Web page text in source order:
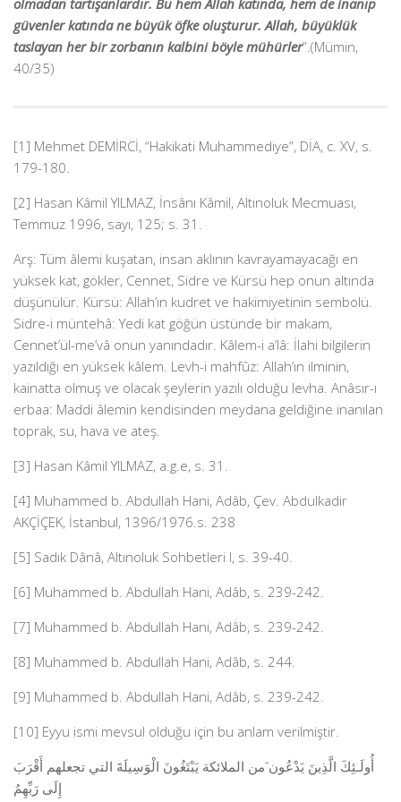
olmadan tartışanlardır. Bu hem Allah katında, hem de inanıp
güvenler katında ne büyük öfke oluşturur. Allah, büyüklük
taslayan her bir zorbanın kalbini böyle mühürler”.(Mümin,
40/35)
[1] Mehmet DEMİRCİ, “Hakikati Muhammediye”, DİA, c. XV, s.
179-180.
[2] Hasan Kâmil YILMAZ, İnsânı Kâmil, Altınoluk Mecmuası,
Temmuz 1996, sayı, 125; s. 31.
Arş: Tüm âlemi kuşatan, insan aklının kavrayamayacağı en
yüksek kat, gökler, Cennet, Sidre ve Kürsü hep onun altında
düşünülür. Kürsü: Allah’ın kudret ve hakimiyetinin sembolü.
Sidre-i müntehâ: Yedi kat göğün üstünde bir makam,
Cennet’ül-me’vâ onun yanındadır. Kâlem-i a’lâ: İlahi bilgilerin
yazıldığı en yüksek kâlem. Levh-i mahfûz: Allah’ın ilminin,
kainatta olmuş ve olacak şeylerin yazılı olduğu levha. Anâsır-ı
erbaa: Maddi âlemin kendisinden meydana geldiğine inanılan
toprak, su, hava ve ateş.
[3] Hasan Kâmil YILMAZ, a.g.e, s. 31.
[4] Muhammed b. Abdullah Hani, Adâb, Çev. Abdulkadir
AKÇİÇEK, İstanbul, 1396/1976.s. 238
[5] Sadık Dânâ, Altınoluk Sohbetleri I, s. 39-40.
[6] Muhammed b. Abdullah Hani, Adâb, s. 239-242.
[7] Muhammed b. Abdullah Hani, Adâb, s. 239-242.
[8] Muhammed b. Abdullah Hani, Adâb, s. 244.
[9] Muhammed b. Abdullah Hani, Adâb, s. 239-242.
[10] Eyyu ismi mevsul olduğu için bu anlam verilmiştir.
أُولَـئِكَ الَّذِينَ يَدْعُون َمن الملائكة يَبْتَغُونَ الْوَسِيلَةَ التي تجعلهم أَقْرَبَ
إِلَى رَبِّهِمُ